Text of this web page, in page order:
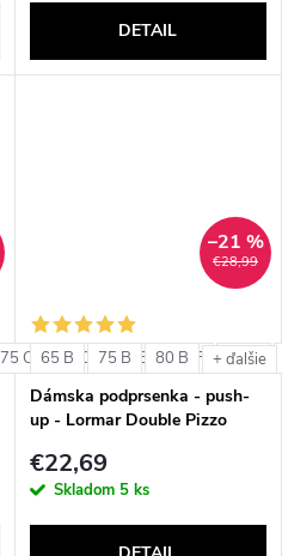
DETAIL
75 C 75 D 75 E 75 F 80 C
€28,99
–21 %
65 B 75 B 80 B + ďalšie
Dámska podprsenka - push-
up - Lormar Double Pizzo
€22,69
Skladom 5 ks